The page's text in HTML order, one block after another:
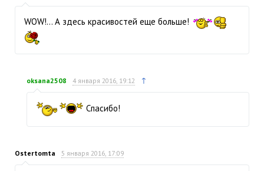
WOW!… А здесь красивостей еще больше!
oksana2508 4 января 2016, 19:12 ↑
Спасибо!
Ostertomta 5 января 2016, 17:09